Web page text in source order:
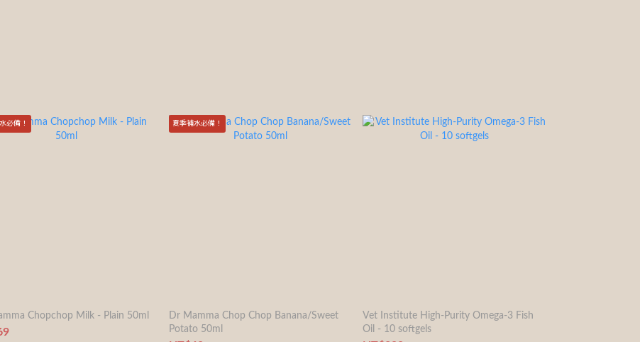
必備！
Chopchop Milk - Plain 50ml
夏季補水必備！
Dr Mamma Chop Chop Banana/Sweet
Potato 50ml
Vet Institute High-Purity Omega-3 Fish
Oil - 10 softgels